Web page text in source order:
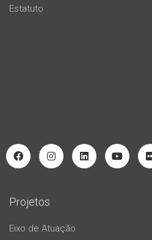
Estatuto
Projetos
Eixo de Atuação